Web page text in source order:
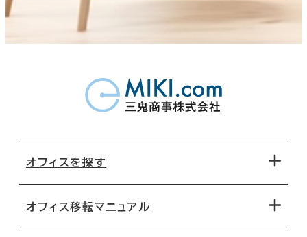
オフィスを探す
オフィス移転マニュアル